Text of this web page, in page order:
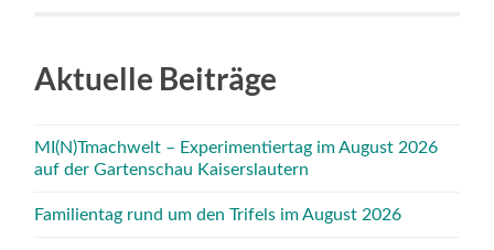
Aktuelle Beiträge
MI(N)Tmachwelt – Experimentiertag im August 2026
auf der Gartenschau Kaiserslautern
Familientag rund um den Trifels im August 2026